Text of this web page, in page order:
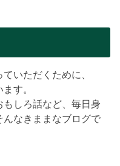
いただくために、
す。
しろ話など、毎日身
なきままなブログで